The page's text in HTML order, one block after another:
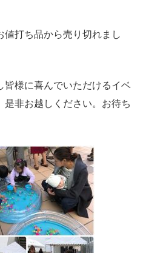
値打ち品から売り切れまし
皆様に喜んでいただけるイベ
是非お越しください。お待ち